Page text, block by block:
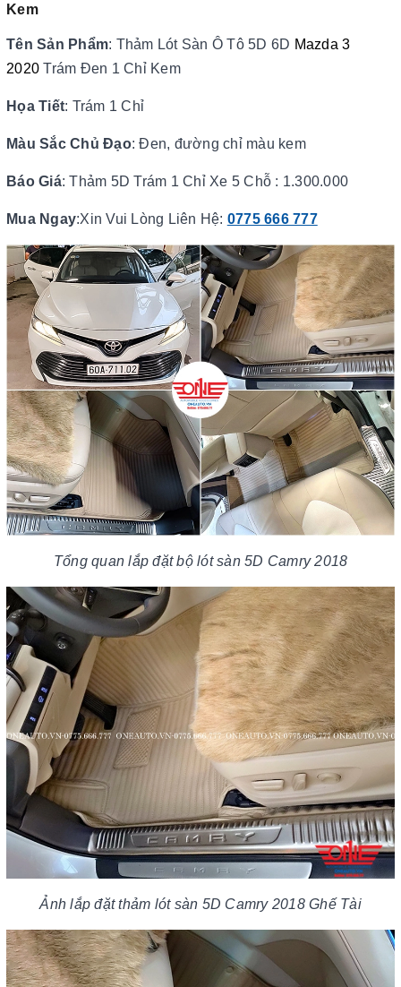
Kem
Tên Sản Phẩm: Thảm Lót Sàn Ô Tô 5D 6D Mazda 3
2020 Trám Đen 1 Chỉ Kem
Họa Tiết: Trám 1 Chỉ
Màu Sắc Chủ Đạo: Đen, đường chỉ màu kem
Báo Giá: Thảm 5D Trám 1 Chỉ Xe 5 Chỗ : 1.300.000
Mua Ngay:Xin Vui Lòng Liên Hệ: 0775 666 777
Tổng quan lắp đặt bộ lót sàn 5D Camry 2018
Ảnh lắp đặt thảm lót sàn 5D Camry 2018 Ghế Tài